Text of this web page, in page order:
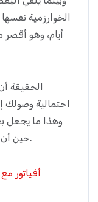
احتمالية
وهذا ما يجعل
حين أن الواقع هو مجرد حسابات رياضية باردة.
أفياتور